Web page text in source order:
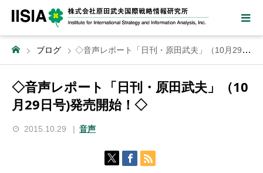
ブログ ◇音声レポート「日刊・原田武夫」（10月29日号)発売開始！◇
◇音声レポート「日刊・原田武夫」（10
月29日号)発売開始！◇
2015.10.29 音声